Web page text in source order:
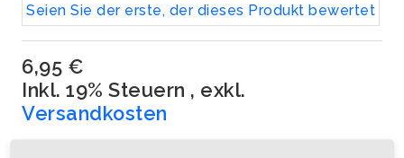
Seien Sie der erste, der dieses Produkt bewertet
6,95 €
Inkl. 19% Steuern , exkl.
Versandkosten